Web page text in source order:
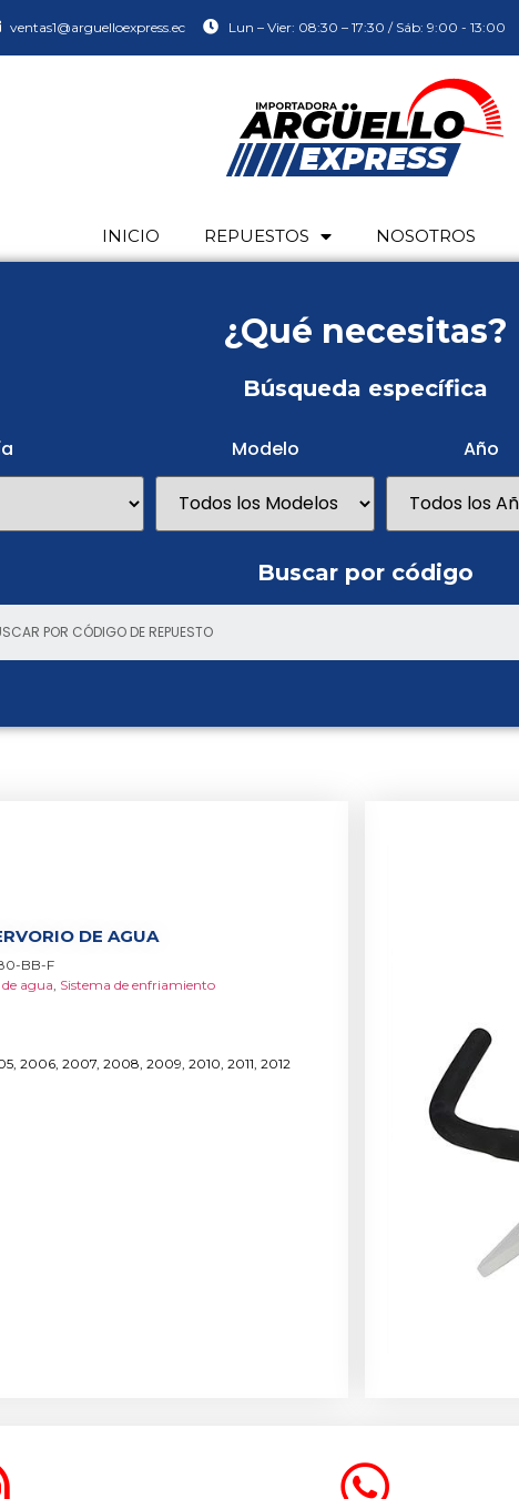
ventas1@arguelloexpress.ec Lun – Vier: 08:30 – 17:30 / Sáb: 9:00 - 13:00
INICIO REPUESTOS NOSOTROS
¿Qué necesitas?
Búsqueda específica
Modelo Año
Buscar por código
DE AGUA
BB-F
de agua, Sistema de enfriamiento
2006, 2007, 2008, 2009, 2010, 2011, 2012